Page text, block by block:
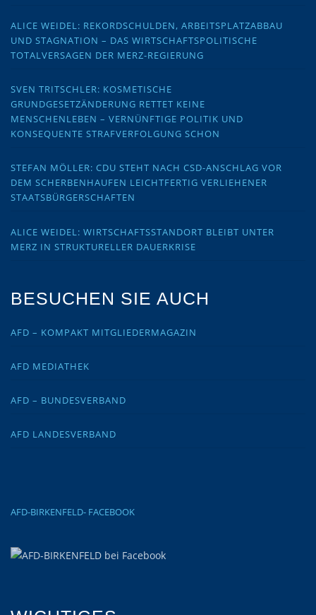
ALICE WEIDEL: REKORDSCHULDEN, ARBEITSPLATZABBAU
UND STAGNATION – DAS WIRTSCHAFTSPOLITISCHE
TOTALVERSAGEN DER MERZ-REGIERUNG
SVEN TRITSCHLER: KOSMETISCHE
GRUNDGESETZÄNDERUNG RETTET KEINE
MENSCHENLEBEN – VERNÜNFTIGE POLITIK UND
KONSEQUENTE STRAFVERFOLGUNG SCHON
STEFAN MÖLLER: CDU STEHT NACH CSD-ANSCHLAG VOR
DEM SCHERBENHAUFEN LEICHTFERTIG VERLIEHENER
STAATSBÜRGERSCHAFTEN
ALICE WEIDEL: WIRTSCHAFTSSTANDORT BLEIBT UNTER
MERZ IN STRUKTURELLER DAUERKRISE
BESUCHEN SIE AUCH
AFD – KOMPAKT MITGLIEDERMAGAZIN
AFD MEDIATHEK
AFD – BUNDESVERBAND
AFD LANDESVERBAND
AFD-BIRKENFELD- FACEBOOK